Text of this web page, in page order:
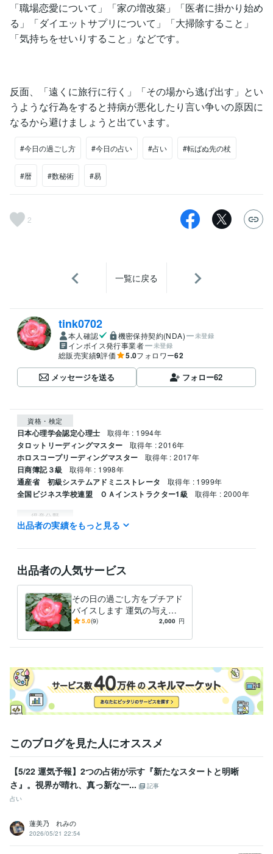
「職場恋愛について」「家の増改築」「医者に掛かり始め
る」「ダイエットサプリについて」「大掃除すること」
「気持ちをせいりすること」などです。
反面、「遠くに旅行に行く」「その場から逃げ出す」とい
うような行為をすると持病が悪化したり言い争いの原因に
なるから避けましょうと出ています。
#今日の過ごし方 #今日の占い #占い #転ばぬ先の杖
#暦 #数秘術 #易
2
一覧に戻る
tink0702
本人確認 機密保持契約(NDA) 未登録
インボイス発行事業者 未登録
総販売実績9評価 5.0フォロワー62
メッセージを送る フォロー62
資格・検定
日本心理学会認定心理士 取得年 : 1994年
タロットリーディングマスター 取得年 : 2016年
ホロスコープリーディングマスター 取得年 : 2017年
日商簿記３級 取得年 : 1998年
通産省 初級システムアドミニストレータ 取得年 : 1999年
全国ビジネス学校連盟 ＯＡインストラクター1級 取得年 : 2000年
得意分野
占い 仕事上の人間関係　企業の本音
出品者の実績をもっと見る
出品者の人気サービス
その日の過ごし方をプチアド
バイスします 運気の与える
神秘の世界を覗いてみません
5.0(9) 2,000 円
このブログを見た人にオススメ
【5/22 運気予報】2つの占術が示す『新たなスタートと明晰
さ』。視界が晴れ、真っ新な一...
記事
占い
蓮美乃 れみの
2026/05/21 22:54